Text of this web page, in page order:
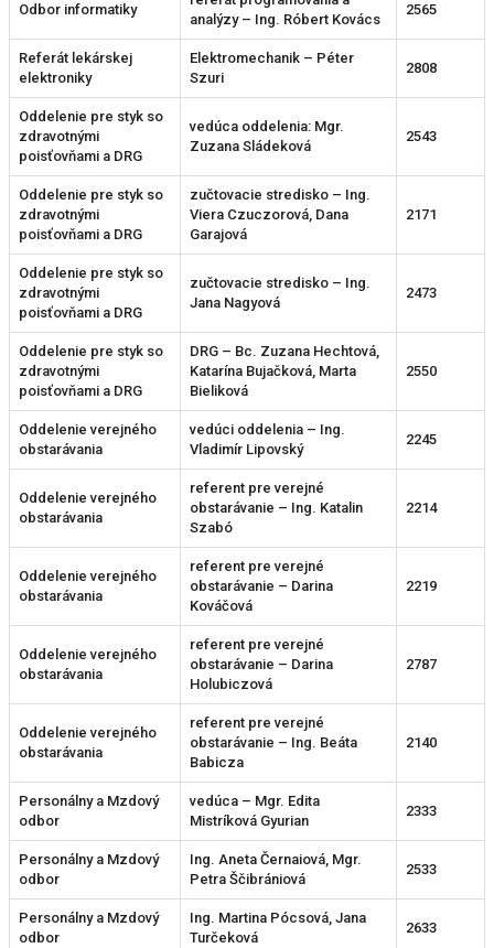
Odbor informatiky
analýzy – Ing. Róbert Kovács
2565
Referát lekárskej
elektroniky
Elektromechanik – Péter
Szuri
2808
Oddelenie pre styk so
zdravotnými
poisťovňami a DRG
vedúca oddelenia: Mgr.
Zuzana Sládeková
2543
Oddelenie pre styk so
zdravotnými
poisťovňami a DRG
zučtovacie stredisko – Ing.
Viera Czuczorová, Dana
Garajová
2171
Oddelenie pre styk so
zdravotnými
poisťovňami a DRG
zučtovacie stredisko – Ing.
Jana Nagyová
2473
Oddelenie pre styk so
zdravotnými
poisťovňami a DRG
DRG – Bc. Zuzana Hechtová,
Katarína Bujačková, Marta
Bieliková
2550
Oddelenie verejného
obstarávania
vedúci oddelenia – Ing.
Vladimír Lipovský
2245
Oddelenie verejného
obstarávania
referent pre verejné
obstarávanie – Ing. Katalin
Szabó
2214
Oddelenie verejného
obstarávania
referent pre verejné
obstarávanie – Darina
Kováčová
2219
Oddelenie verejného
obstarávania
referent pre verejné
obstarávanie – Darina
Holubiczová
2787
Oddelenie verejného
obstarávania
referent pre verejné
obstarávanie – Ing. Beáta
Babicza
2140
Personálny a Mzdový
odbor
vedúca – Mgr. Edita
Mistríková Gyurian
2333
Personálny a Mzdový
odbor
Ing. Aneta Černaiová, Mgr.
Petra Ščibrániová
2533
Personálny a Mzdový
odbor
Ing. Martina Pócsová, Jana
Turčeková
2633